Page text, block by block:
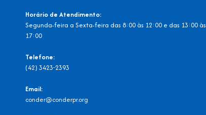
Horário de Atendimento:
Segunda-feira a Sexta-feira das 8:00 às 12:00 e das 13:00 às
17:00
Telefone:
(42) 3423-2393
Email:
conder@conderpr.org